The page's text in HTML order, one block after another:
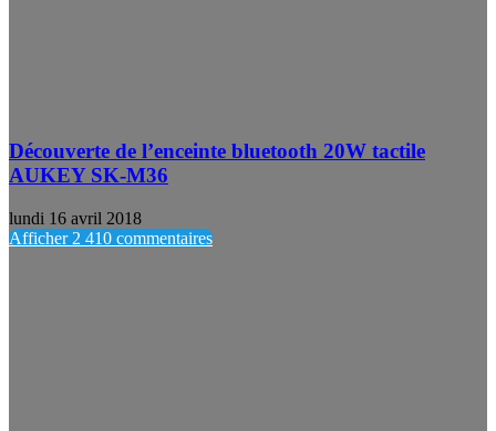
Découverte de l’enceinte bluetooth 20W tactile
AUKEY SK-M36
lundi 16 avril 2018
Afficher 2 410 commentaires